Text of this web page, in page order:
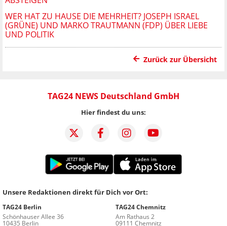
WER HAT ZU HAUSE DIE MEHRHEIT? JOSEPH ISRAEL
(GRÜNE) UND MARKO TRAUTMANN (FDP) ÜBER LIEBE
UND POLITIK
Zurück zur Übersicht
TAG24 NEWS Deutschland GmbH
Hier findest du uns:
Unsere Redaktionen direkt für Dich vor Ort:
TAG24 Berlin
Schönhauser Allee 36
10435 Berlin
TAG24 Chemnitz
Am Rathaus 2
09111 Chemnitz